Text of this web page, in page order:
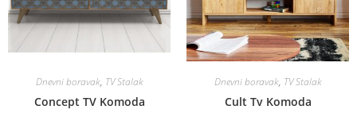
Dnevni boravak, TV Stalak
Concept TV Komoda
Dnevni boravak, TV Stalak
Cult Tv Komoda